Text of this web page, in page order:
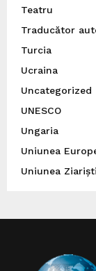
Teatru
Traducător
Turcia
Ucraina
Uncategorized
UNESCO
Ungaria
Uniunea
Uniunea